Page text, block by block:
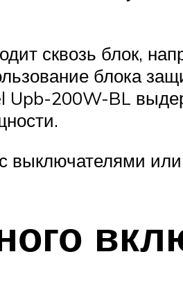
сквозь блок,
блока
Upb-200W-BL
выключателями